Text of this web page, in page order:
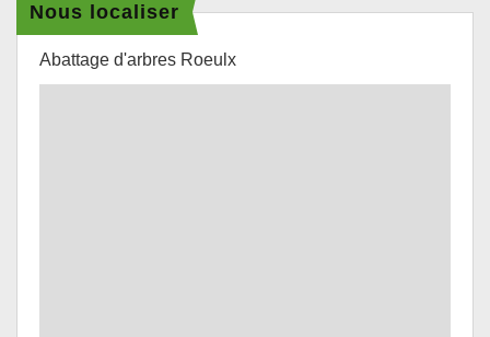
Nous localiser
Abattage d'arbres Roeulx